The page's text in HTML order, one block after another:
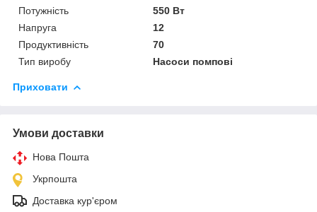
Потужність
550 Вт
Напруга
12
Продуктивність
70
Тип виробу
Насоси помпові
Приховати
Умови доставки
Нова Пошта
Укрпошта
Доставка кур'єром